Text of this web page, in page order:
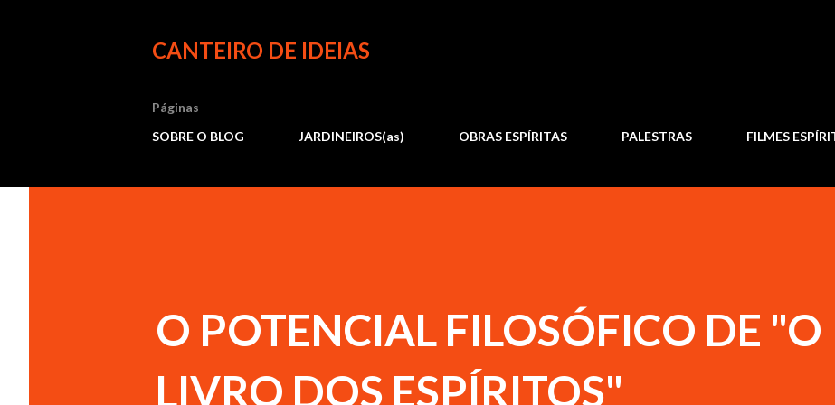
CANTEIRO DE IDEIAS
Páginas
SOBRE O BLOG
JARDINEIROS(as) OBRAS ESPÍRITAS PALESTRAS FILMES
O POTENCIAL FILOSÓFICO DE "O
LIVRO DOS ESPÍRITOS"